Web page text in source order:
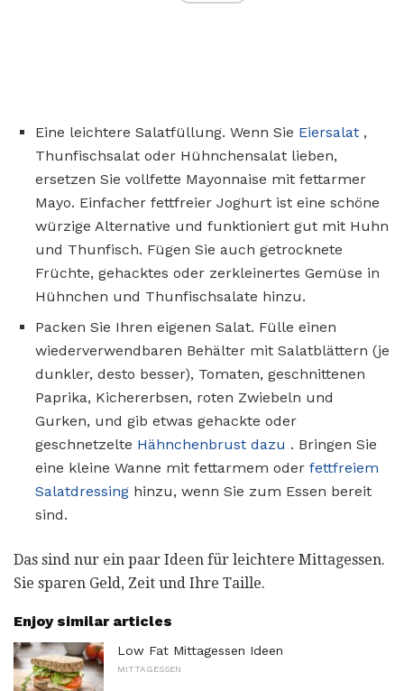
Eine leichtere Salatfüllung. Wenn Sie Eiersalat ,
Thunfischsalat oder Hühnchensalat lieben,
ersetzen Sie vollfette Mayonnaise mit fettarmer
Mayo. Einfacher fettfreier Joghurt ist eine schöne
würzige Alternative und funktioniert gut mit Huhn
und Thunfisch. Fügen Sie auch getrocknete
Früchte, gehacktes oder zerkleinertes Gemüse in
Hühnchen und Thunfischsalate hinzu.
Packen Sie Ihren eigenen Salat. Fülle einen
wiederverwendbaren Behälter mit Salatblättern (je
dunkler, desto besser), Tomaten, geschnittenen
Paprika, Kichererbsen, roten Zwiebeln und
Gurken, und gib etwas gehackte oder
geschnetzelte Hähnchenbrust dazu . Bringen Sie
eine kleine Wanne mit fettarmem oder fettfreiem
Salatdressing hinzu, wenn Sie zum Essen bereit
sind.
Das sind nur ein paar Ideen für leichtere Mittagessen.
Sie sparen Geld, Zeit und Ihre Taille.
Enjoy similar articles
Low Fat Mittagessen Ideen
MITTAGESSEN